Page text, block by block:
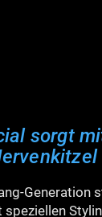
sorgt
Generation